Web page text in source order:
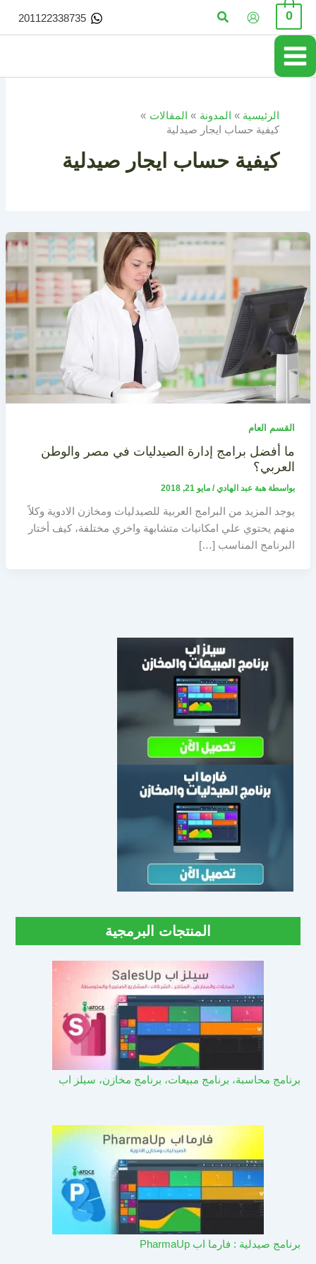
تخطي
المحتوى
0 البحث 201122338735
الرئيسية المدونة
المقالات
كيفية حساب ايجار صيدلية
كيفية حساب ايجار صيدلية
القسم العام
ما أفضل برامج إدارة الصيدليات في مصر والوطن
العربي؟
بواسطة هبة عبد الهادي/ مايو 21, 2018
يوجد المزيد من البرامج العربية للصيدليات ومخازن الادوية وكلاً
منهم يحتوي علي امكانيات متشابهة واخري مختلفة، كيف أختار
البرنامج المناسب […]
المنتجات البرمجية
برنامج محاسبة، برنامج مبيعات، برنامج مخازن، سيلز اب
برنامج صيدلية : فارما اب PharmaUp​